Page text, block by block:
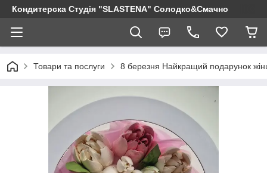
Кондитерска Студія "SLASTENA" Солодко&Смачно
Товари та послуги 8 березня Найкращий подарунок